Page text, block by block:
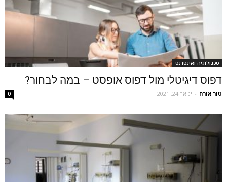
טכנולוגיה ואינטרנט
דפוס דיגיטלי מול דפוס אופסט – במה לבחור?
טור אורח - ינואר 24, 2021 0